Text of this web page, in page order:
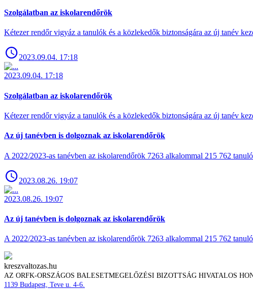
Szolgálatban az iskolarendőrök
Kétezer rendőr vigyáz a tanulók és a közlekedők biztonságára az új tanév
2023.09.04. 17:18
2023.09.04. 17:18
Szolgálatban az iskolarendőrök
Kétezer rendőr vigyáz a tanulók és a közlekedők biztonságára az új tanév
Az új tanévben is dolgoznak az iskolarendőrök
A 2022/2023-as tanévben az iskolarendőrök 7263 alkalommal 215 762
2023.08.26. 19:07
2023.08.26. 19:07
Az új tanévben is dolgoznak az iskolarendőrök
A 2022/2023-as tanévben az iskolarendőrök 7263 alkalommal 215 762
kreszvaltozas.hu
AZ ORFK-ORSZÁGOS BALESETMEGELŐZÉSI BIZOTTSÁG HIVATALOS
1139 Budapest, Teve u. 4-6.